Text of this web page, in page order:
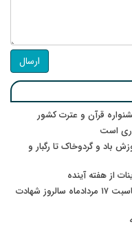
ارسال
قرآن و عترت کشور
است
باد و گردوخاک تا رگبار و
پیام رئیس کل دادگستری استان کرمان به مناسبت ۱۷ مردادماه سالروز شهادت